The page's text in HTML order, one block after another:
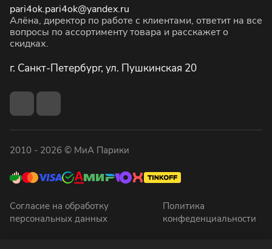
pari4ok.pari4ok@yandex.ru
Алёна, директор по работе с клиентами, ответит на все
вопросы по ассортименту товара и расскажет о
скидках.
г. Санкт-Петербург, ул. Пушкинская 20
2010 - 2026 © МиА Парики
Согласие на обработку
персональных данных
Политика
конфеденциальности